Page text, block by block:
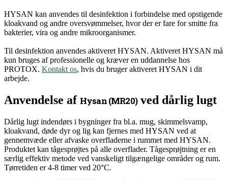
HYSAN kan anvendes til desinfektion i forbindelse med opstigende
kloakvand og andre oversvømmelser, hvor der er fare for smitte fra
bakterier, vira og andre mikroorganismer.
Til desinfektion anvendes aktiveret HYSAN. Aktiveret HYSAN må
kun bruges af professionelle og kræver en uddannelse hos
PROTOX. Kontakt os, hvis du bruger aktiveret HYSAN i dit
arbejde.
Anvendelse af Hysan (MR20)ved dårlig lugt
Dårlig lugt indendørs i bygninger fra bl.a. mug, skimmelsvamp,
kloakvand, døde dyr og lig kan fjernes med HYSAN ved at
gennemvæde eller afvaske overfladerne i rummet med HYSAN.
Produktet kan tågesprøjtes på alle overflader. Tågesprøjtning er en
særlig effektiv metode ved vanskeligt tilgængelige områder og rum.
Tørretiden er 4-8 timer ved 20°C.